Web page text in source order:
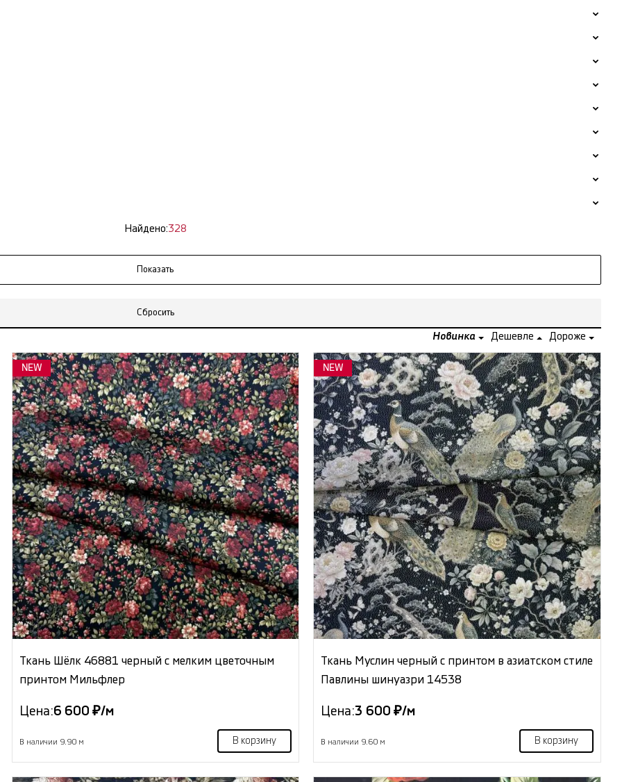
Найдено:328
Сбросить
Новинка Дешевле Дороже
NEW
Ткань Шёлк 46881 черный с мелким цветочным
принтом Мильфлер
Цена:6 600 ₽/м
В наличии 9.90 м В корзину
NEW
Ткань Муслин черный с принтом в азиатском стиле
Павлины шинуазри 14538
Цена:3 600 ₽/м
В наличии 9.60 м В корзину